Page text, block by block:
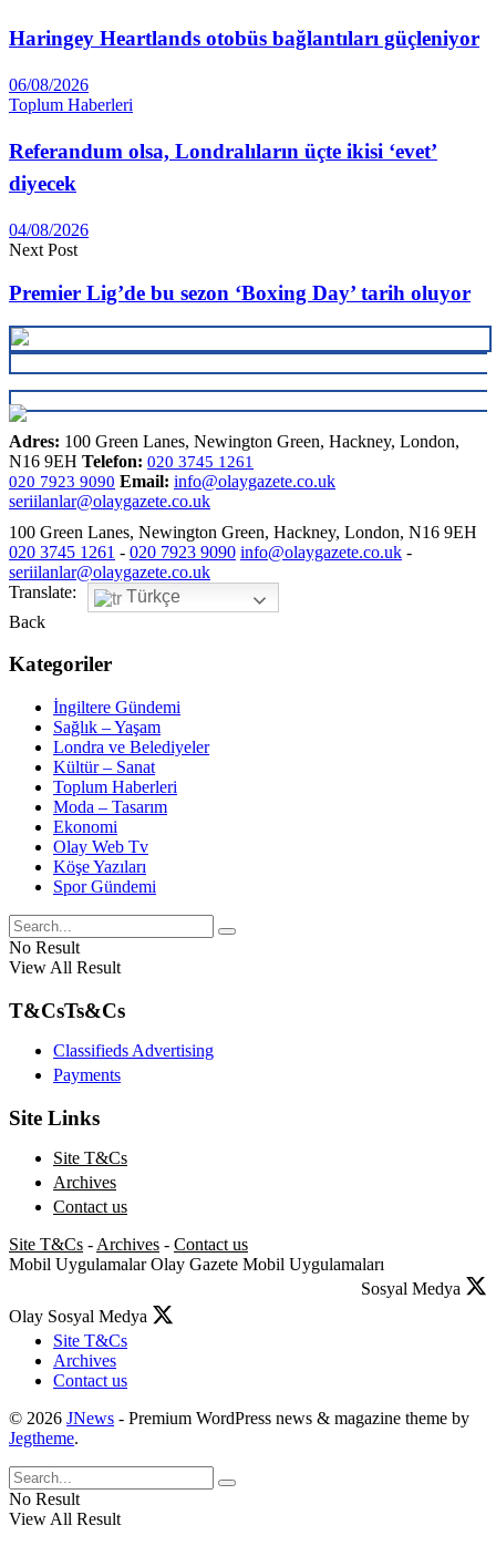
Haringey Heartlands otobüs bağlantıları güçleniyor
06/08/2026
Toplum Haberleri
Referandum olsa, Londralıların üçte ikisi ‘evet’
diyecek
04/08/2026
Next Post
Premier Lig’de bu sezon ‘Boxing Day’ tarih oluyor
Adres: 100 Green Lanes, Newington Green, Hackney, London,
N16 9EH Telefon: 020 3745 1261
020 7923 9090 Email: info@olaygazete.co.uk
seriilanlar@olaygazete.co.uk
100 Green Lanes, Newington Green, Hackney, London, N16 9EH
020 3745 1261 - 020 7923 9090 info@olaygazete.co.uk -
seriilanlar@olaygazete.co.uk
Translate:
Türkçe
Back
Kategoriler
İngiltere Gündemi
Sağlık – Yaşam
Londra ve Belediyeler
Kültür – Sanat
Toplum Haberleri
Moda – Tasarım
Ekonomi
Olay Web Tv
Köşe Yazıları
Spor Gündemi
No Result
View All Result
T&CsTs&Cs
Classifieds Advertising
Payments
Site Links
Site T&Cs
Archives
Contact us
Site T&Cs - Archives - Contact us
Mobil Uygulamalar Olay Gazete Mobil Uygulamaları
Sosyal Medya
Olay Sosyal Medya
Site T&Cs
Archives
Contact us
© 2026 JNews - Premium WordPress news & magazine theme by
Jegtheme.
No Result
View All Result